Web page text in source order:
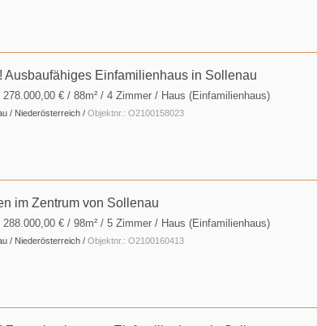
Ausbaufähiges Einfamilienhaus in Sollenau
278.000,00 € / 88m² / 4 Zimmer / Haus (Einfamilienhaus)
/ Niederösterreich / Objektnr.: O2100158023
im Zentrum von Sollenau
288.000,00 € / 98m² / 5 Zimmer / Haus (Einfamilienhaus)
/ Niederösterreich / Objektnr.: O2100160413